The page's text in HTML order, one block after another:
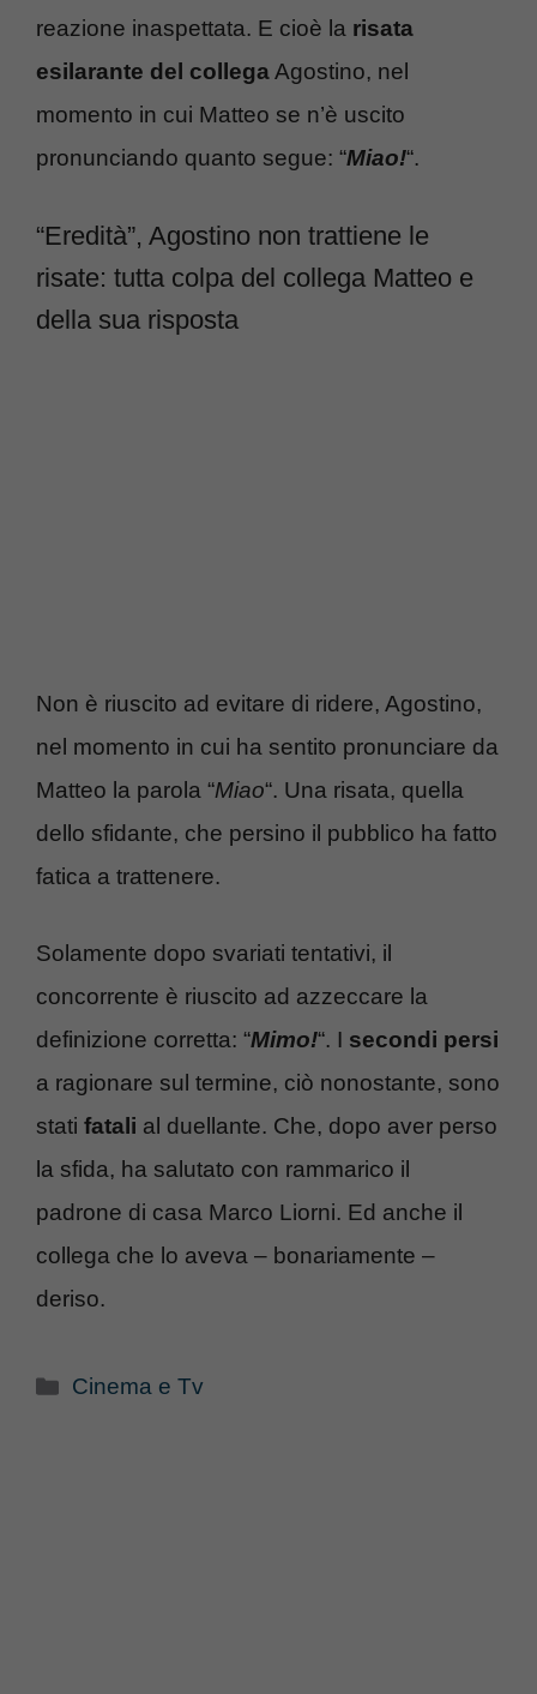
reazione inaspettata. E cioè la risata
esilarante del collegaAgostino, nel
momento in cui Matteo se n’è uscito
pronunciando quanto segue: “Miao!“.
“Eredità”, Agostino non trattiene le
risate: tutta colpa del collega Matteo e
della sua risposta
Non è riuscito ad evitare di ridere, Agostino,
nel momento in cui ha sentito pronunciare da
Matteo la parola “Miao“. Una risata, quella
dello sfidante, che persino il pubblico ha fatto
fatica a trattenere.
Solamente dopo svariati tentativi, il
concorrente è riuscito ad azzeccare la
definizione corretta: “Mimo!“. I secondi persi
a ragionare sul termine, ciò nonostante, sono
stati fatali al duellante. Che, dopo aver perso
la sfida, ha salutato con rammarico il
padrone di casa Marco Liorni. Ed anche il
collega che lo aveva – bonariamente –
deriso.
Categorie
Cinema e Tv